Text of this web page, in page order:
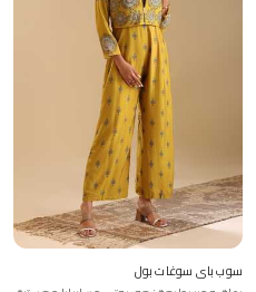
سوب باي سوغات بول